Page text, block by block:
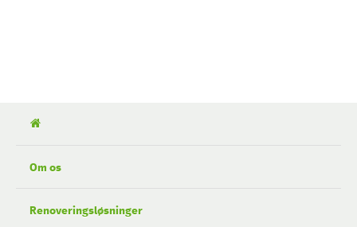
Om os
Renoveringsløsninger